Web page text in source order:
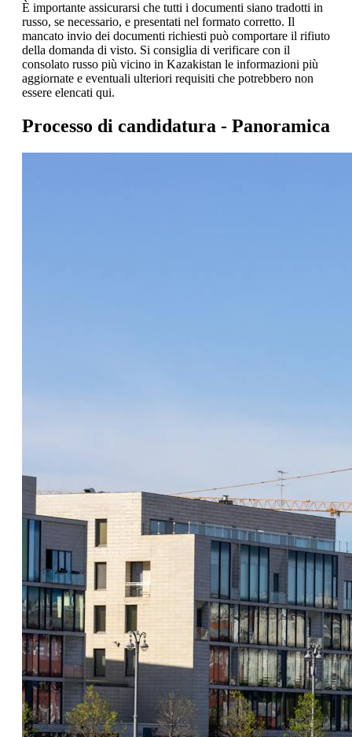
È importante assicurarsi che tutti i documenti siano tradotti in
russo, se necessario, e presentati nel formato corretto. Il
mancato invio dei documenti richiesti può comportare il rifiuto
della domanda di visto. Si consiglia di verificare con il
consolato russo più vicino in Kazakistan le informazioni più
aggiornate e eventuali ulteriori requisiti che potrebbero non
essere elencati qui.
Processo di candidatura - Panoramica